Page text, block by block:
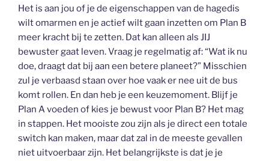
Het is aan jou of je de eigenschappen van de hagedis
wilt omarmen en je actief wilt gaan inzetten om Plan B
meer kracht bij te zetten. Dat kan alleen als JIJ
bewuster gaat leven. Vraag je regelmatig af: “Wat ik nu
doe, draagt dat bij aan een betere planeet?” Misschien
zul je verbaasd staan over hoe vaak er nee uit de bus
komt rollen. En dan heb je een keuzemoment. Blijf je
Plan A voeden of kies je bewust voor Plan B? Het mag
in stappen. Het mooiste zou zijn als je direct een totale
switch kan maken, maar dat zal in de meeste gevallen
niet uitvoerbaar zijn. Het belangrijkste is dat je je